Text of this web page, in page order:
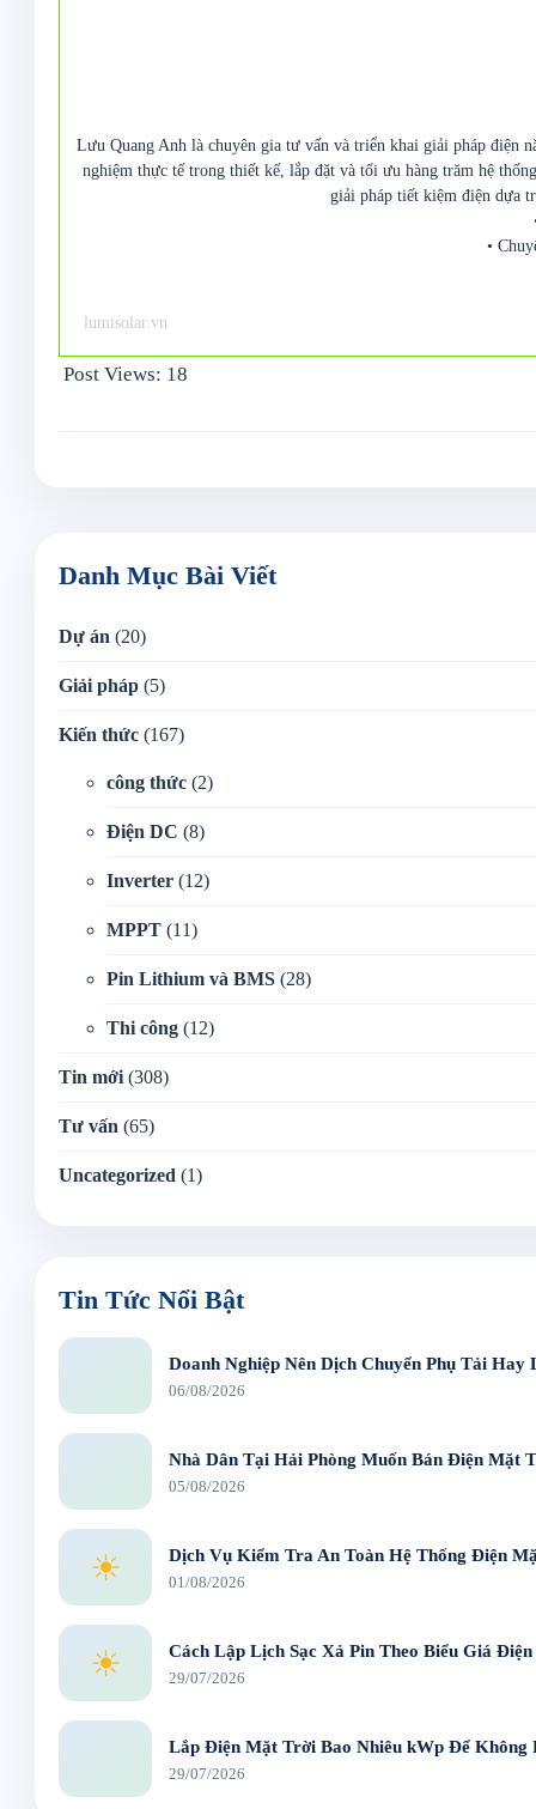
Lưu Quang Anh là chuyên gia tư vấn và triển khai giải pháp điện
nghiệm thực tế trong thiết kế, lắp đặt và tối ưu hàng trăm hệ
giải pháp tiết kiệm điện dựa
•
lumisolar.vn
Post Views: 18
Danh Mục Bài Viết
Dự án (20)
Giải pháp (5)
Kiến thức (167)
công thức (2)
Điện DC (8)
Inverter (12)
MPPT (11)
Pin Lithium và BMS (28)
Thi công (12)
Tin mới (308)
Tư vấn (65)
Uncategorized (1)
Tin Tức Nổi Bật
Doanh Nghiệp Nên Dịch Chuyển Phụ Tải
06/08/2026
Nhà Dân Tại Hải Phòng Muốn Bán Điện Mặt
05/08/2026
☀ Dịch Vụ Kiểm Tra An Toàn Hệ Thống Điện
01/08/2026
☀ Cách Lập Lịch Sạc Xả Pin Theo Biểu Giá
29/07/2026
Lắp Điện Mặt Trời Bao Nhiêu kWp Để Không
29/07/2026